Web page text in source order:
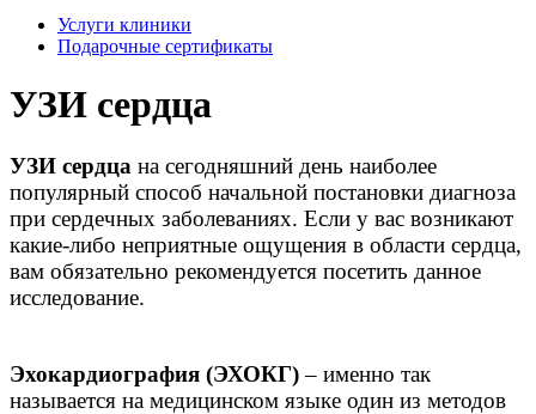
Услуги клиники
Подарочные сертификаты
УЗИ сердца
УЗИ сердца на сегодняшний день наиболее
популярный способ начальной постановки диагноза
при сердечных заболеваниях. Если у вас возникают
какие-либо неприятные ощущения в области сердца,
вам обязательно рекомендуется посетить данное
исследование.
Эхокардиография (ЭХОКГ) – именно так
называется на медицинском языке один из методов